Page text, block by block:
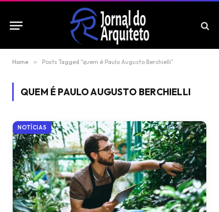
Home » Posts Tagged "quem é Paulo Augusto Berchielli"
QUEM É PAULO AUGUSTO BERCHIELLI
NOTÍCIAS